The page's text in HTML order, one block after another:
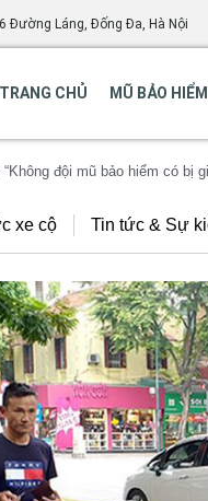
Đường Láng, Đống Đa, Hà Nội
TRANG CHỦ MŨ BẢO HIỂM
đội mũ bảo hiểm có bị
xe cộ Tin tức & Sự